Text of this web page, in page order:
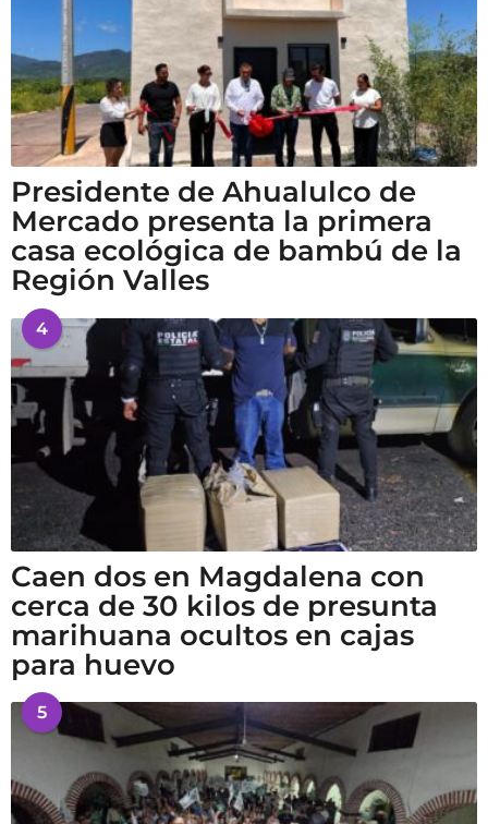
Presidente de Ahualulco de
Mercado presenta la primera
casa ecológica de bambú de la
Región Valles
4
Caen dos en Magdalena con
cerca de 30 kilos de presunta
marihuana ocultos en cajas
para huevo
5